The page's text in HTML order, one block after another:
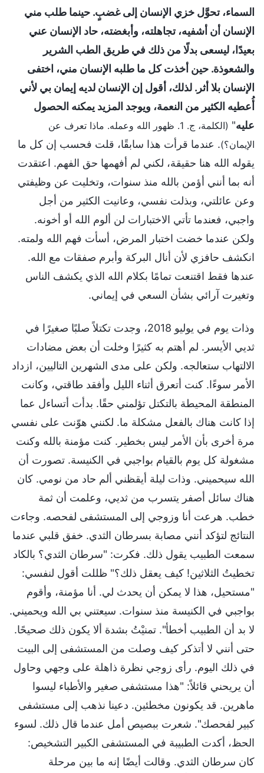
السماء، تحوَّل خزي الإنسان إلى غضبٍ. حينما طلب مني
الإنسان أن أشفيه، تجاهلته، وأبغضته، حاد الإنسان عني
بعيدًا، ليسعى بدلًا من ذلك في طريق الطب الشرير
والشعوذة. حين أخذت كل ما طلبه الإنسان مني، اختفى
الإنسان بلا أثر. لذلك، أقول إن الإنسان لديه إيمان بي لأني
أُعطيه الكثير من النعمة، ويوجد المزيد يمكنه الحصول
عليه"
(الكلمة، ج. 1. ظهور الله وعمله. ماذا تعرف عن
الإيمان؟). عندما قرأت هذا سابقًا، قلت فحسب إن كل ما
يقوله الله هنا حقيقة، لكني لم أفهمها حق الفهم. اعتقدت
أنه بما أنني أؤمن بالله منذ سنوات، وتخليت عن وظيفتي
وعن عائلتي، وبذلت نفسي، وعانيت الكثير من أجل
واجبي، فعندما تأتي الاختبارات لن ألوم الله أو أخونه.
ولكن عندما خضت اختبار المرض، أسأت فهم الله ولمته.
انكشف حافزي لأن أنال البركة وأبرم صفقات مع الله.
عندها فقط اقتنعت تمامًا بكلام الله الذي يكشف الناس
وتغيرت آرائي بشأن السعي في إيماني.
وذات يوم في يوليو 2018، وجدت تكتلاً صلبًا صغيرًا في
ثديي الأيسر. لم أهتم به كثيرًا وخلت أن بعض مضادات
الالتهاب ستعالجه. ولكن على مدى الشهرين التاليين، ازداد
الأمر سوءًا. كنت أتعرق أثناء الليل وأفقد طاقتي، وكانت
المنطقة المحيطة بالتكتل تؤلمني حقًا. بدأت أتساءل عما
إذا كانت هناك بالفعل مشكلة ما. لكنني هوّنت على نفسي
مرة أخرى بأن الأمر ليس بخطير. كنت مؤمنة بالله وكنت
مشغولة كل يوم بالقيام بواجبي في الكنيسة. تصورت أن
الله سيحميني. وذات ليلة أيقظني ألم حاد من نومي. كان
هناك سائل أصفر يتسرب من ثديي، وعلمت أن ثمة
خطب. هرعت أنا وزوجي إلى المستشفى لفحصه. وجاءت
النتائج لتؤكد أنني مصابة بسرطان الثدي. خفق قلبي عندما
سمعت الطبيب يقول ذلك. فكرت: "سرطان الثدي؟ بالكاد
تخطيتُ الثلاثين! كيف يعقل ذلك؟" ظللت أقول لنفسي:
"مستحيل، هذا لا يمكن أن يحدث لي. أنا مؤمنة، وأقوم
بواجبي في الكنيسة منذ سنوات. سيعتني بي الله ويحميني.
لا بد أن الطبيب أخطأ". تمنيْتُ بشدة ألا يكون ذلك صحيحًا.
حتى أنني لا أتذكر كيف وصلت من المستشفى إلى البيت
في ذلك اليوم. رأى زوجي نظرة ذاهلة على وجهي وحاول
أن يريحني قائلاً: "هذا مستشفى صغير والأطباء ليسوا
ماهرين. قد يكونون مخطئين. دعينا نذهب إلى مستشفى
كبير لفحصك". شعرت ببصيص أمل عندما قال ذلك. لسوء
الحظ، أكدت الطبيبة في المستشفى الكبير التشخيص:
كان سرطان الثدي. وقالت أيضًا إنه ما بين مرحلة